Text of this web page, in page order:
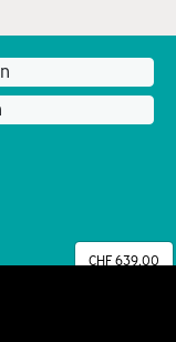
CHF 639.00